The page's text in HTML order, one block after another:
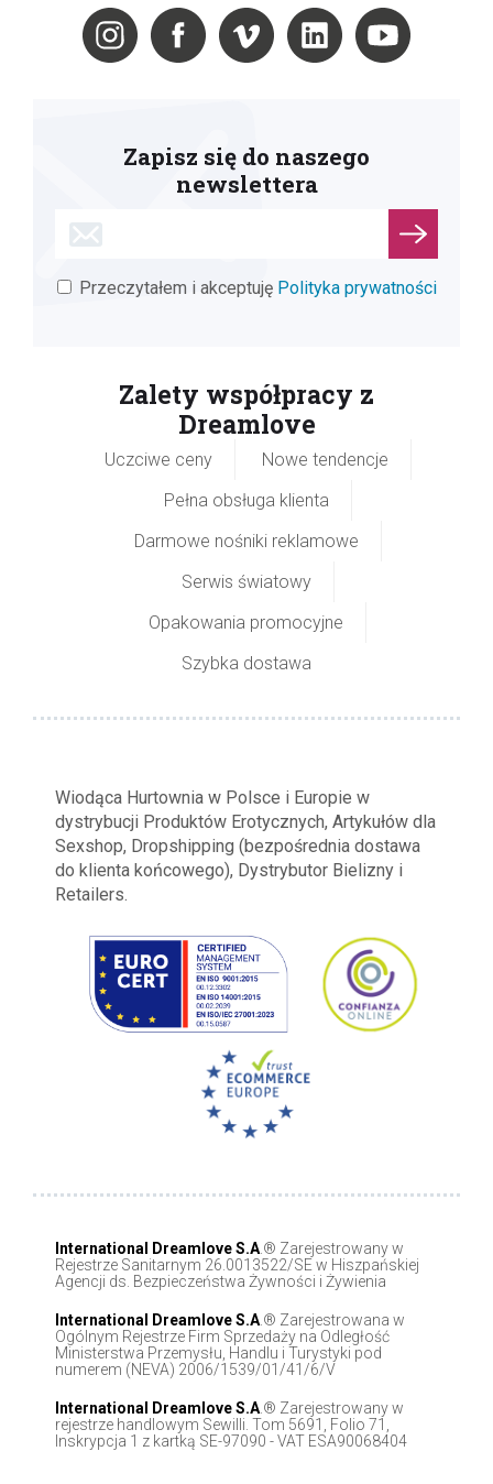
Zapisz się do naszego
newslettera
Przeczytałem i akceptuję Polityka prywatności
Zalety współpracy z
Dreamlove
Uczciwe ceny
Nowe tendencje
Pełna obsługa klienta
Darmowe nośniki reklamowe
Serwis światowy
Opakowania promocyjne
Szybka dostawa
Wiodąca Hurtownia w Polsce i Europie w
dystrybucji Produktów Erotycznych, Artykułów dla
Sexshop, Dropshipping (bezpośrednia dostawa
do klienta końcowego), Dystrybutor Bielizny i
Retailers.
International Dreamlove S.A .® Zarejestrowany w
Rejestrze Sanitarnym 26.0013522/SE w Hiszpańskiej
Agencji ds. Bezpieczeństwa Żywności i Żywienia
International Dreamlove S.A .® Zarejestrowana w
Ogólnym Rejestrze Firm Sprzedaży na Odległość
Ministerstwa Przemysłu, Handlu i Turystyki pod
numerem (NEVA) 2006/1539/01/41/6/V
International Dreamlove S.A .® Zarejestrowany w
rejestrze handlowym Sewilli. Tom 5691, Folio 71,
Inskrypcja 1 z kartką SE-97090 - VAT ESA90068404